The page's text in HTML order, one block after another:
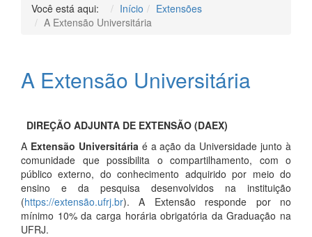
Você está aqui: Início
Extensões
A Extensão Universitária
A Extensão Universitária
DIREÇÃO ADJUNTA DE EXTENSÃO (DAEX)
A Extensão Universitária é a ação da Universidade junto à
comunidade que possibilita o compartilhamento, com o
público externo, do conhecimento adquirido por meio do
ensino e da pesquisa desenvolvidos na instituição
(https://extensão.ufrj.br). A Extensão responde por no
mínimo 10% da carga horária obrigatória da Graduação na
UFRJ.